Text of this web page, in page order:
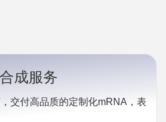
成服务
交付高品质的定制化mRNA，表